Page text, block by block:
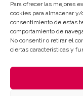
Para ofrecer las mejores
cookies para almacenar
consentimiento de estas
comportamiento de
No consentir o retirar el
ciertas características y
Becas y